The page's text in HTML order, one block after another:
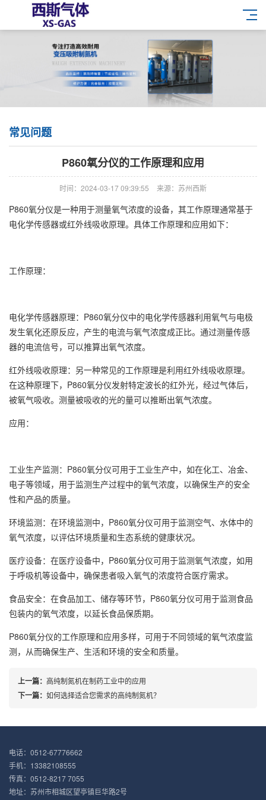
常见问题
P860氧分仪的工作原理和应用
时间：2024-03-17 09:39:55 来源：苏州西斯
P860氧分仪是一种用于测量氧气浓度的设备，其工作原理通常基于
电化学传感器或红外线吸收原理。具体工作原理和应用如下：
工作原理：
电化学传感器原理：P860氧分仪中的电化学传感器利用氧气与电极
发生氧化还原反应，产生的电流与氧气浓度成正比。通过测量传感
器的电流信号，可以推算出氧气浓度。
红外线吸收原理：另一种常见的工作原理是利用红外线吸收原理。
在这种原理下，P860氧分仪发射特定波长的红外光，经过气体后，
被氧气吸收。测量被吸收的光的量可以推断出氧气浓度。
应用：
工业生产监测：P860氧分仪可用于工业生产中，如在化工、冶金、
电子等领域，用于监测生产过程中的氧气浓度，以确保生产的安全
性和产品的质量。
环境监测：在环境监测中，P860氧分仪可用于监测空气、水体中的
氧气浓度，以评估环境质量和生态系统的健康状况。
医疗设备：在医疗设备中，P860氧分仪可用于监测氧气浓度，如用
于呼吸机等设备中，确保患者吸入氧气的浓度符合医疗需求。
食品安全：在食品加工、储存等环节，P860氧分仪可用于监测食品
包装内的氧气浓度，以延长食品保质期。
P860氧分仪的工作原理和应用多样，可用于不同领域的氧气浓度监
测，从而确保生产、生活和环境的安全和质量。
上一篇： 高纯制氮机在制药工业中的应用
下一篇： 如何选择适合您需求的高纯制氮机？
电话：0512-67776662
手机：13382108555
传真：0512-8217 7055
地址：苏州市相城区望亭镇巨华路2号